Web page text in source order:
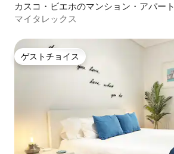
カスコ・ビエホのマンション・アパート
マイタレックス
ゲストチョイス
ゲストチョイス